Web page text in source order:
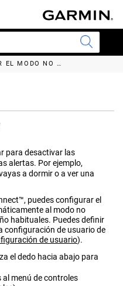
USAR EL MODO NO MOLESTAR
para desactivar las
alertas. Por ejemplo,
a dormir o a ver una
puedes configurar el
al modo no
habituales. Puedes definir
configuración de usuario de
de usuario).
el dedo hacia abajo para
al menú de controles